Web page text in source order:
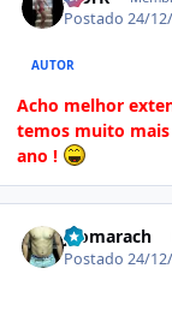
Postado24/
AUTOR
Acho melhor
temos muito mais
ano !
jaomarach
Postado24/